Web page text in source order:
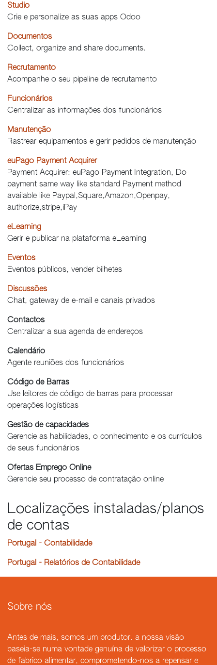
Studio
Crie e personalize as suas apps Odoo
Documentos
Collect, organize and share documents.
Recrutamento
Acompanhe o seu pipeline de recrutamento
Funcionários
Centralizar as informações dos funcionários
Manutenção
Rastrear equipamentos e gerir pedidos de manutenção
euPago Payment Acquirer
Payment Acquirer: euPago Payment Integration, Do
payment same way like standard Payment method
available like Paypal,Square,Amazon,Openpay,
authorize,stripe,iPay
eLearning
Gerir e publicar na plataforma eLearning
Eventos
Eventos públicos, vender bilhetes
Discussões
Chat, gateway de e-mail e canais privados
Contactos
Centralizar a sua agenda de endereços
Calendário
Agente reuniões dos funcionários
Código de Barras
Use leitores de código de barras para processar
operações logísticas
Gestão de capacidades
Gerencie as habilidades, o conhecimento e os currículos
de seus funcionários
Ofertas Emprego Online
Gerencie seu processo de contratação online
Localizações instaladas/planos
de contas
Portugal - Contabilidade
Portugal - Relatórios de Contabilidade
Sobre nós
Antes de mais, somos um produtor. a nossa visão
baseia-se numa vontade genuína de valorizar o processo
de fabrico alimentar, comprometendo-nos a repensar e